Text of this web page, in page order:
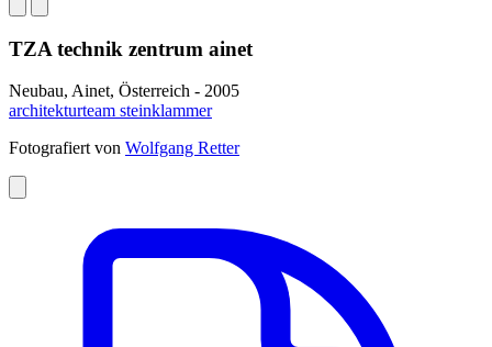
TZA technik zentrum ainet
Neubau, Ainet, Österreich - 2005
architekturteam steinklammer
Fotografiert von Wolfgang Retter